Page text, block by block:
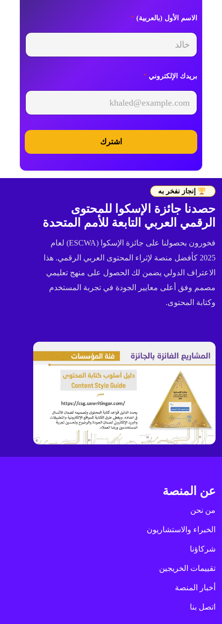
الاسم الأول (بالعربية)*
بريدك الإلكتروني*
e
m
T
اشترك
إنجاز نفخر به
حصدنا جائزة الإسكوا للمحتوى
الرقمي العربي التابعة للأمم المتحدة
فخورون بحصولنا على جائزة الإسكوا (ESCWA) لعام
2025 كأفضل منصة لإثراء المحتوى العربي الرقمي. هذا
الاعتراف الدولي يضمن لك الحصول على منهج تعليمي
مصمم وفق أعلى معايير الجودة في تجربة المستخدم
وكتابة المحتوى.
عن المنصة
من نحن
الخبراء والاستشاريون
شركاؤنا
تقييمات الخريجين
أخبار المنصة
اتصل بنا